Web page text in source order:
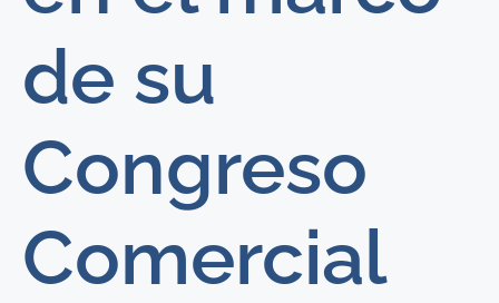
de su
Congreso
Comercial